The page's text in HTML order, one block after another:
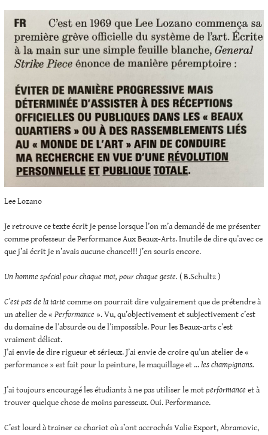
Lee Lozano
Je retrouve ce texte écrit je pense lorsque l’on m’a demandé de me présenter
comme professeur de Performance Aux Beaux-Arts. Inutile de dire qu’avec ce
que j’ai écrit je n’avais aucune chance!!! J’en souris encore.
Un homme spécial pour chaque mot, pour chaque geste. ( B.Schultz )
C’est pas de la tarte comme on pourrait dire vulgairement que de prétendre à
un atelier de « Performance ». Vu, qu’objectivement et subjectivement c’est
du domaine de l’absurde ou de l’impossible. Pour les Beaux-arts c’est
vraiment délicat.
J’ai envie de dire rigueur et sérieux. J’ai envie de croire qu’un atelier de «
performance » est fait pour la peinture, le maquillage et …les champignons.
J’ai toujours encouragé les étudiants à ne pas utiliser le motperformance et à
trouver quelque chose de moins paresseux. Oui. Performance.
C’est lourd à trainer ce chariot où s’ont accrochés Valie Export, Abramovic,